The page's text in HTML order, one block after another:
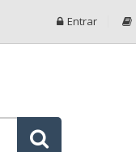
Entrar